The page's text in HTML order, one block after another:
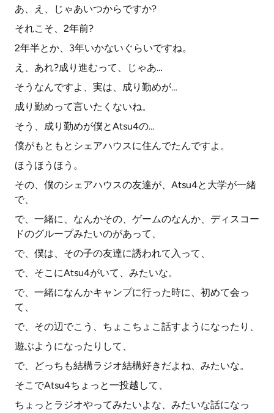
あ、え、じゃあいつからですか?
それこそ、2年前?
2年半とか、3年いかないぐらいですね。
え、あれ?成り進むって、じゃあ…
そうなんですよ、実は、成り勤めが…
成り勤めって言いたくないね。
そう、成り勤めが僕とAtsu4の…
僕がもともとシェアハウスに住んでたんですよ。
ほうほうほう。
その、僕のシェアハウスの友達が、Atsu4と大学が一緒
で、
で、一緒に、なんかその、ゲームのなんか、ディスコー
ドのグループみたいのがあって、
で、僕は、その子の友達に誘われて入って、
で、そこにAtsu4がいて、みたいな。
で、一緒になんかキャンプに行った時に、初めて会っ
て、
で、その辺でこう、ちょこちょこ話すようになったり、
遊ぶようになったりして、
で、どっちも結構ラジオ結構好きだよね、みたいな。
そこでAtsu4ちょっと一投越して、
ちょっとラジオやってみたいよな、みたいな話になっ